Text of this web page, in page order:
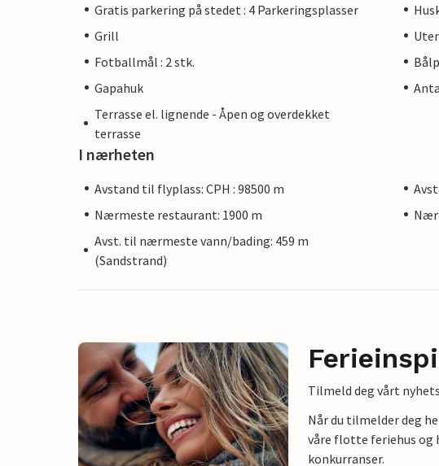
Gratis parkering på stedet : 4 Parkeringsplasser
Grill
Fotballmål : 2 stk.
Gapahuk
Terrasse el. lignende - Åpen og overdekket
terrasse
I nærheten
Avstand til flyplass: CPH : 98500 m
Nærmeste restaurant: 1900 m
Avst. til nærmeste vann/bading: 459 m
(Sandstrand)
Tilmeld deg vårt
Når du tilmelder deg
våre flotte feriehus og
konkurranser.